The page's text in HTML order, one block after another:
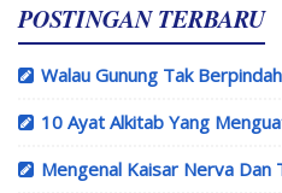
POSTINGAN TERBARU
Walau Gunung Tak
10 Ayat Alkitab Yang
Mengenal Kaisar Nerva Dan